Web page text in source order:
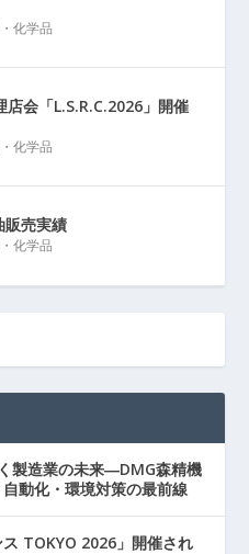
化学品
店会「L.S.R.C.2026」開催
化学品
販売実績
化学品
製造業の未来―DMG森精機
動化・環境対策の最前線
ス TOKYO 2026」開催され